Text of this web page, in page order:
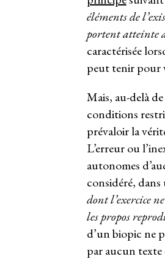
éléments de
portent atteinte
caractérisée
peut tenir pour
Mais, au-delà
conditions
prévaloir la
L’erreur ou
autonomes
considéré, dans
dont l’exercice
les propos
d’un biopic ne
par aucun texte